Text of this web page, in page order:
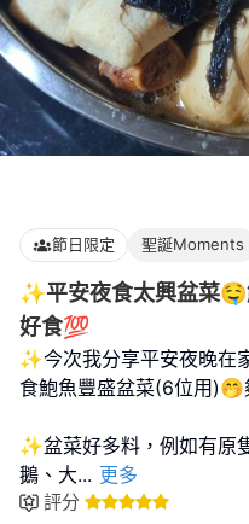
節日限定 聖誕Moments
✨️平安夜食太興盆菜
好食💯
✨️今次我分享平安夜晚在
食鮑魚豐盛盆菜(6位用)🤭
✨️盆菜好多料，例如有原
鵝、大... 更多
評分